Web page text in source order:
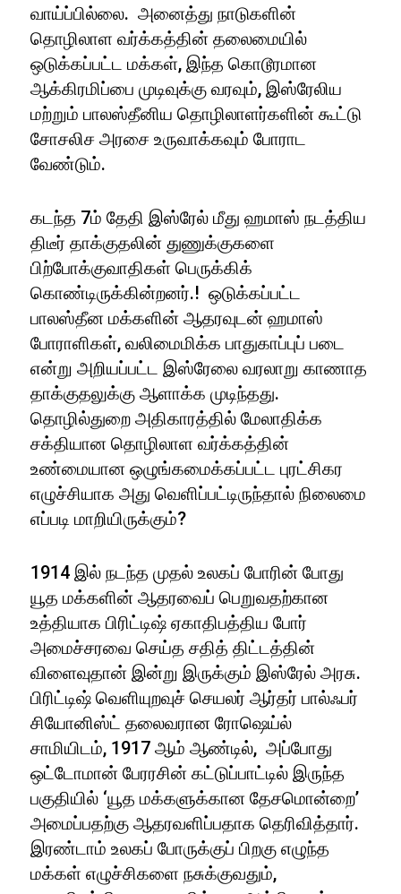
வாய்ப்பில்லை. அனைத்து நாடுகளின்
தொழிலாள வர்க்கத்தின் தலைமையில்
ஒடுக்கப்பட்ட மக்கள், இந்த கொடூரமான
ஆக்கிரமிப்பை முடிவுக்கு வரவும், இஸ்ரேலிய
மற்றும் பாலஸ்தீனிய தொழிலாளர்களின் கூட்டு
சோசலிச அரசை உருவாக்கவும் போராட
வேண்டும்.
கடந்த 7ம் தேதி இஸ்ரேல் மீது ஹமாஸ் நடத்திய
திடீர் தாக்குதலின் துணுக்குகளை
பிற்போக்குவாதிகள் பெருக்கிக்
கொண்டிருக்கின்றனர்.! ஒடுக்கப்பட்ட
பாலஸ்தீன மக்களின் ஆதரவுடன் ஹமாஸ்
போராளிகள், வலிமைமிக்க பாதுகாப்புப் படை
என்று அறியப்பட்ட இஸ்ரேலை வரலாறு காணாத
தாக்குதலுக்கு ஆளாக்க முடிந்தது.
தொழில்துறை அதிகாரத்தில் மேலாதிக்க
சக்தியான தொழிலாள வர்க்கத்தின்
உண்மையான ஒழுங்கமைக்கப்பட்ட புரட்சிகர
எழுச்சியாக அது வெளிப்பட்டிருந்தால் நிலைமை
எப்படி மாறியிருக்கும்?
1914 இல் நடந்த முதல் உலகப் போரின் போது
யூத மக்களின் ஆதரவைப் பெறுவதற்கான
உத்தியாக பிரிட்டிஷ் ஏகாதிபத்திய போர்
அமைச்சரவை செய்த சதித் திட்டத்தின்
விளைவுதான் இன்று இருக்கும் இஸ்ரேல் அரசு.
பிரிட்டிஷ் வெளியுறவுச் செயலர் ஆர்தர் பால்ஃபர்
சியோனிஸ்ட் தலைவரான ரோஷெய்ல்
சாமியிடம், 1917 ஆம் ஆண்டில், அப்போது
ஒட்டோமான் பேரரசின் கட்டுப்பாட்டில் இருந்த
பகுதியில் ‘யூத மக்களுக்கான தேசமொன்றை’
அமைப்பதற்கு ஆதரவளிப்பதாக தெரிவித்தார்.
இரண்டாம் உலகப் போருக்குப் பிறகு எழுந்த
மக்கள் எழுச்சிகளை நசுக்குவதும்,